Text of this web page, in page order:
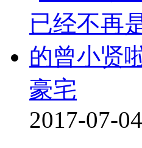
豪宅
2017-07-